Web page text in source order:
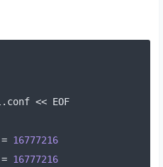
. conf << EOF
= 16777216
= 16777216